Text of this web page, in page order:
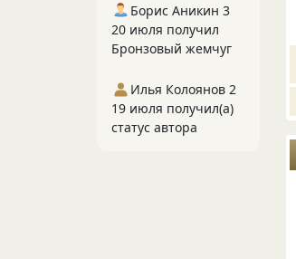
Борис Аникин 3
20 июля получил
Бронзовый жемчуг
Илья Колоянов 2
19 июля получил(а)
статус автора